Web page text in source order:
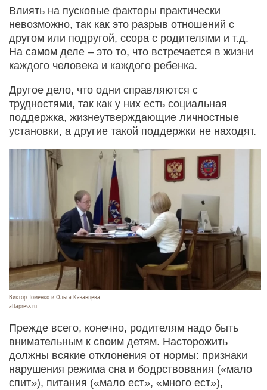
Влиять на пусковые факторы практически
невозможно, так как это разрыв отношений с
другом или подругой, ссора с родителями и т.д.
На самом деле – это то, что встречается в жизни
каждого человека и каждого ребенка.
Другое дело, что одни справляются с
трудностями, так как у них есть социальная
поддержка, жизнеутверждающие личностные
установки, а другие такой поддержки не находят.
Виктор Томенко и Ольга Казанцева.
altapress.ru
Прежде всего, конечно, родителям надо быть
внимательным к своим детям. Насторожить
должны всякие отклонения от нормы: признаки
нарушения режима сна и бодрствования («мало
спит»), питания («мало ест», «много ест»),